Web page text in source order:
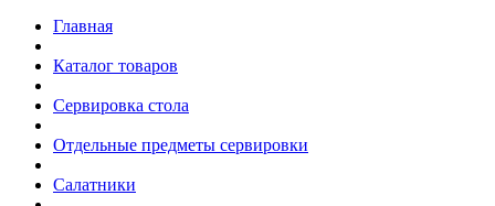
Главная
Каталог товаров
Сервировка стола
Отдельные предметы сервировки
Салатники